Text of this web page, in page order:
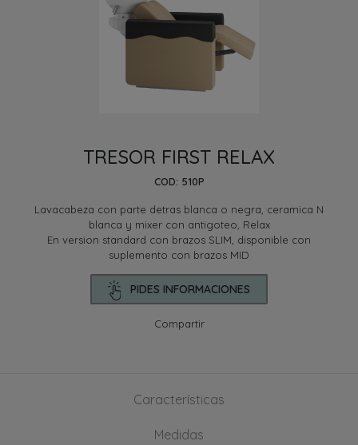
TRESOR FIRST RELAX
COD: 510P
Lavacabeza con parte detras blanca o negra, ceramica N
blanca y mixer con antigoteo, Relax
En version standard con brazos SLIM, disponible con
suplemento con brazos MID
PIDES INFORMACIONES
Compartir
Características
Medidas